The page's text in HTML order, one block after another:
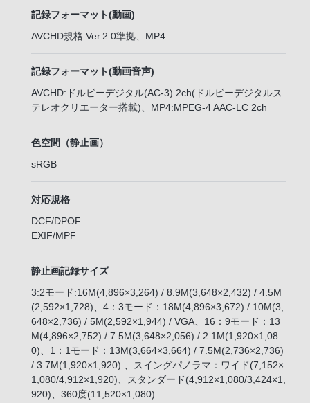
記録フォーマット(動画)
AVCHD規格 Ver.2.0準拠、MP4
記録フォーマット(動画音声)
AVCHD:ドルビーデジタル(AC-3) 2ch(ドルビーデジタルス
テレオクリエーター搭載)、MP4:MPEG-4 AAC-LC 2ch
色空間（静止画）
sRGB
対応規格
DCF/DPOF
EXIF/MPF
静止画記録サイズ
3:2モード:16M(4,896×3,264) / 8.9M(3,648×2,432) / 4.5M
(2,592×1,728)、4：3モード：18M(4,896×3,672) / 10M(3,
648×2,736) / 5M(2,592×1,944) / VGA、16：9モード：13
M(4,896×2,752) / 7.5M(3,648×2,056) / 2.1M(1,920×1,08
0)、1：1モード：13M(3,664×3,664) / 7.5M(2,736×2,736)
/ 3.7M(1,920×1,920) 、スイングパノラマ：ワイド(7,152×
1,080/4,912×1,920)、スタンダード(4,912×1,080/3,424×1,
920)、360度(11,520×1,080)